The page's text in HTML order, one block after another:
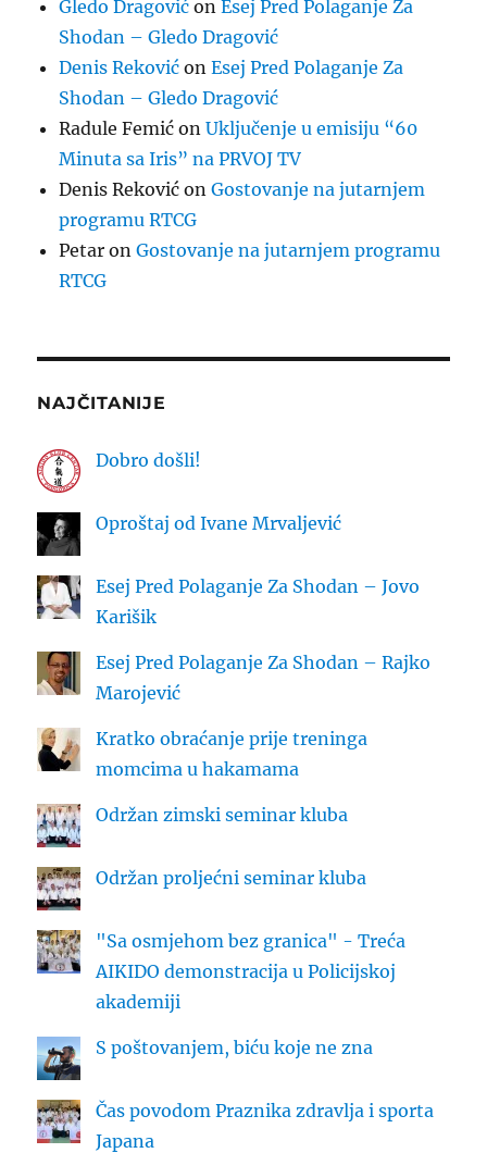
Gledo Dragović onEsej Pred Polaganje Za
Shodan – Gledo Dragović
Denis Reković onEsej Pred Polaganje Za
Shodan – Gledo Dragović
Radule Femić onUključenje u emisiju “60
Minuta sa Iris” na PRVOJ TV
Denis Reković onGostovanje na jutarnjem
programu RTCG
Petar onGostovanje na jutarnjem programu
RTCG
NAJČITANIJE
Dobro došli!
Oproštaj od Ivane Mrvaljević
Esej Pred Polaganje Za Shodan – Jovo
Karišik
Esej Pred Polaganje Za Shodan – Rajko
Marojević
Kratko obraćanje prije treninga
momcima u hakamama
Održan zimski seminar kluba
Održan proljećni seminar kluba
"Sa osmjehom bez granica" - Treća
AIKIDO demonstracija u Policijskoj
akademiji
S poštovanjem, biću koje ne zna
Čas povodom Praznika zdravlja i sporta
Japana